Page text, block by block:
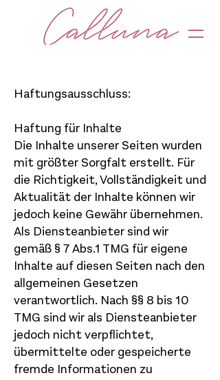
Haftungsausschluss:
Haftung für Inhalte
Die Inhalte unserer Seiten wurden
mit größter Sorgfalt erstellt. Für
die Richtigkeit, Vollständigkeit und
Aktualität der Inhalte können wir
jedoch keine Gewähr übernehmen.
Als Diensteanbieter sind wir
gemäß § 7 Abs.1 TMG für eigene
Inhalte auf diesen Seiten nach den
allgemeinen Gesetzen
verantwortlich. Nach §§ 8 bis 10
TMG sind wir als Diensteanbieter
jedoch nicht verpflichtet,
übermittelte oder gespeicherte
fremde Informationen zu